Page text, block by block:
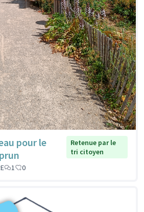
pour le
Retenue par le
tri citoyen
1 0